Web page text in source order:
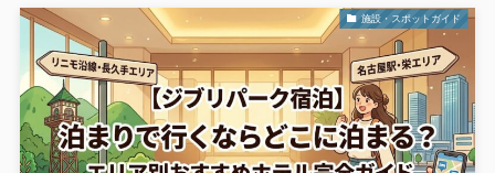
施設・スポットガイド